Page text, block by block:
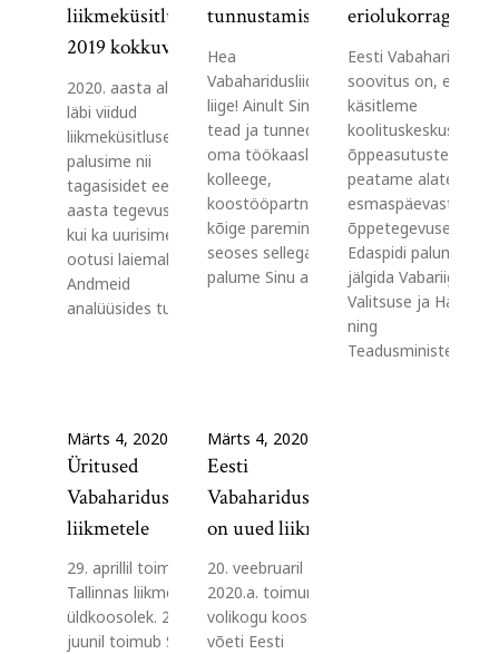
liikmeküsitluse
2019 kokkuvõte
2020. aasta alguse
läbi viidud
liikmeküsitluses
palusime nii
tagasisidet eelmise
aasta tegevustele,
kui ka uurisime
ootusi laiemalt.
Andmeid
analüüsides tuleb…
tunnustamiseks
Hea
Vabaharidusliidu
liige! Ainult Sina
tead ja tunned
oma töökaaslasi,
kolleege,
koostööpartnereid
kõige paremini. Ja
seoses sellega
palume Sinu abi.…
eriolukorraga
Eesti
soovitus on, et
käsitleme
koolituskeskuseid
õppeasutustena ja
peatame alates
esmaspäevast
õppetegevuse.
Edaspidi palume
jälgida Vabariigi
Valitsuse ja Haridus-
ning
Märts 4, 2020
Üritused
Vabaharidusliidu
liikmetele
29. aprillil toimub
Tallinnas liikmete
üldkoosolek. 2.
juunil toimub Saku
Märts 4, 2020
Eesti
Vabaharidusliidul
on uued liikmed
20. veebruaril
2020.a. toimunud
volikogu koosolekul
võeti Eesti